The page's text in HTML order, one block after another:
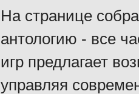
На странице
антологию - все
игр предлагает
управляя